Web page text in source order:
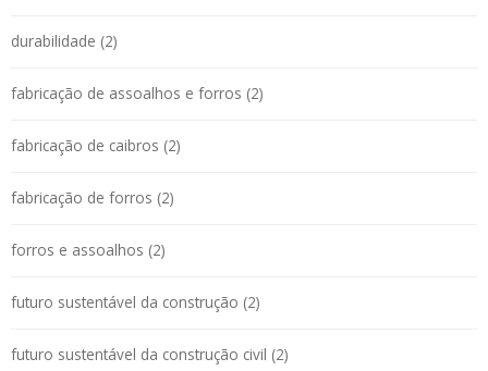
durabilidade (2)
fabricação de assoalhos e forros (2)
fabricação de caibros (2)
fabricação de forros (2)
forros e assoalhos (2)
futuro sustentável da construção (2)
futuro sustentável da construção civil (2)